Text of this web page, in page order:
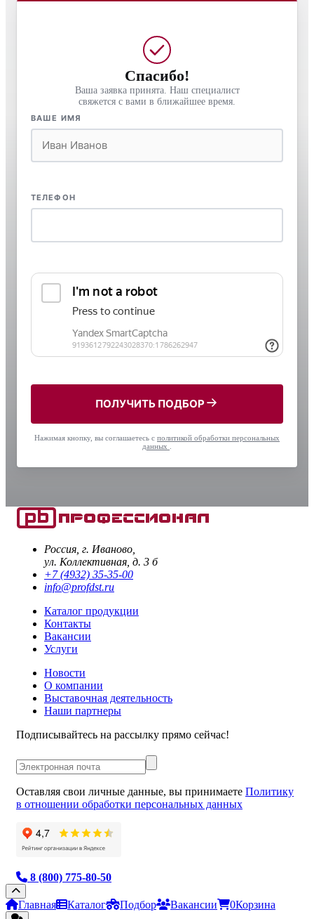
Спасибо!
Ваша заявка принята. Наш специалист
свяжется с вами в ближайшее время.
ВАШЕ ИМЯ
ТЕЛЕФОН
ПОЛУЧИТЬ ПОДБОР
Нажимая кнопку, вы соглашаетесь с политикой обработки персональных
данных
Россия, г. Иваново,
ул. Коллективная, д. 3 б
+7 (4932) 35-35-00
info@profdst.ru
Каталог продукции
Контакты
Вакансии
Услуги
Новости
О компании
Выставочная деятельность
Наши партнеры
Подписывайтесь на рассылку прямо сейчас!
Оставляя свои личные данные, вы принимаете Политику
в отношении обработки персональных данных
8 (800) 775-80-50
Главная Каталог Подбор Вакансии 0Корзина